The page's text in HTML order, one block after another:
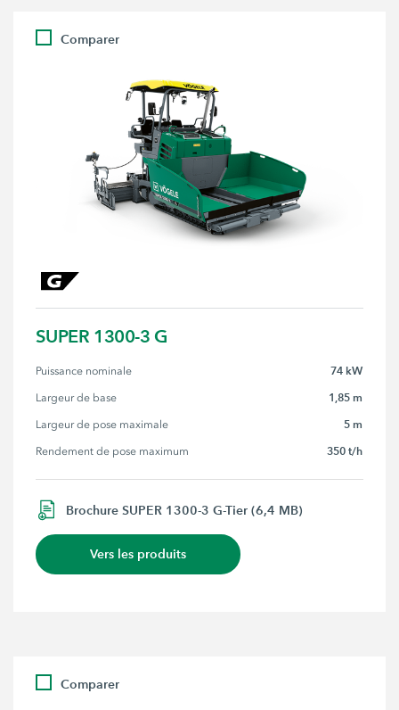
Comparer
SUPER 1300-3 G
Puissance nominale 74 kW
Largeur de base 1,85 m
Largeur de pose maximale 5 m
Rendement de pose maximum 350 t/h
Brochure SUPER 1300-3 G-Tier (6,4 MB)
Vers les produits
Comparer